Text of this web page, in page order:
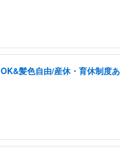
髪色自由/産休・育休制度